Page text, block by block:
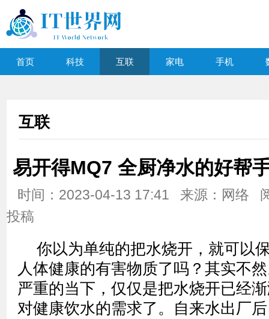
首页 科技 互联 家电 手机
互联
易开得MQ7 全厨净水的好帮
时间：2023-04-13 17:41 来源：网络
投稿
你以为单纯的把水烧开，就可以
人体健康的有害物质了吗？其实不
严重的当下，仅仅是把水烧开已经
对健康饮水的需求了。自来水出厂